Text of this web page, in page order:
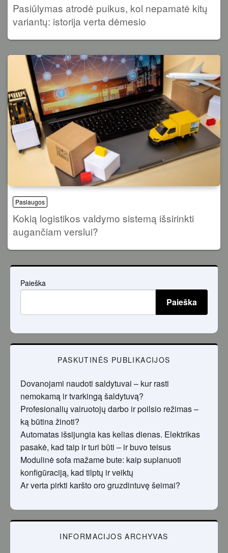
Pasiūlymas atrodė puikus, kol nepamatė kitų
variantų: istorija verta dėmesio
Paslaugos
Kokią logistikos valdymo sistemą išsirinkti
augančiam verslui?
Paieška
Paieška
PASKUTINĖS PUBLIKACIJOS
Dovanojami naudoti saldytuvai – kur rasti
nemokamą ir tvarkingą šaldytuvą?
Profesionalių vairuotojų darbo ir poilsio režimas –
ką būtina žinoti?
Automatas išsijungia kas kelias dienas. Elektrikas
pasakė, kad taip ir turi būti – ir buvo teisus
Modulinė sofa mažame bute: kaip suplanuoti
konfigūraciją, kad tilptų ir veiktų
Ar verta pirkti karšto oro gruzdintuvę šeimai?
INFORMACIJOS ARCHYVAS